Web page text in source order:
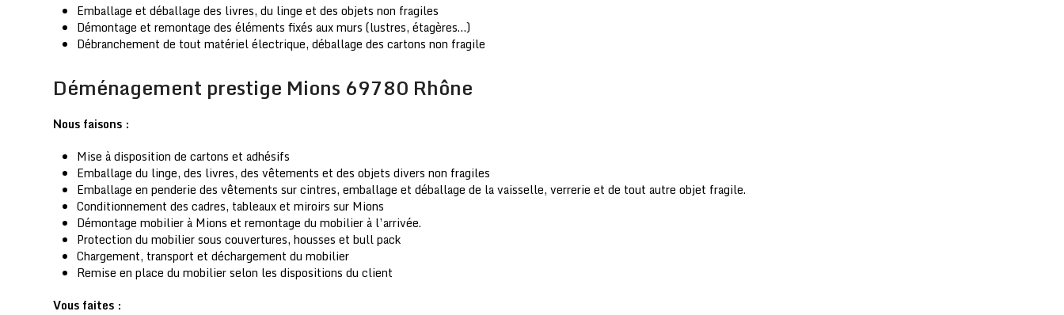
Emballage et déballage des livres, du linge et des objets non fragiles
Démontage et remontage des éléments fixés aux murs (lustres, étagères…)
Débranchement de tout matériel électrique, déballage des cartons non fragile
Déménagement prestige Mions 69780 Rhône
Nous faisons :
Mise à disposition de cartons et adhésifs
Emballage du linge, des livres, des vêtements et des objets divers non fragiles
Emballage en penderie des vêtements sur cintres, emballage et déballage de la vaisselle, verrerie et de tout autre objet fragile.
Conditionnement des cadres, tableaux et miroirs sur Mions
Démontage mobilier à Mions et remontage du mobilier à l’arrivée.
Protection du mobilier sous couvertures, housses et bull pack
Chargement, transport et déchargement du mobilier
Remise en place du mobilier selon les dispositions du client
Vous faites :